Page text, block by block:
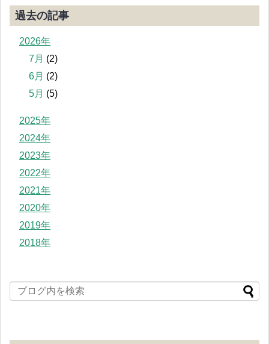
過去の記事
2026年
7月 (2)
6月 (2)
5月 (5)
2025年
2024年
2023年
2022年
2021年
2020年
2019年
2018年